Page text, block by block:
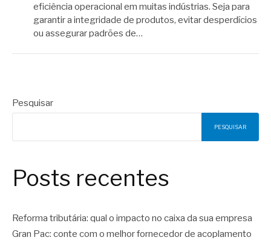
eficiência operacional em muitas indústrias. Seja para
garantir a integridade de produtos, evitar desperdícios
ou assegurar padrões de…
Pesquisar
PESQUISAR
Posts recentes
Reforma tributária: qual o impacto no caixa da sua empresa
Gran Pac: conte com o melhor fornecedor de acoplamento